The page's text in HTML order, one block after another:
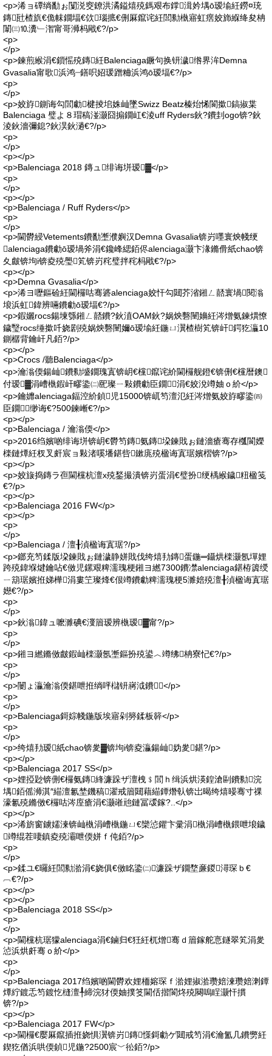
<p>浠ョ磹绱勫ぉ闅涚窔鐐洪潏鎰熺殑鎷艰布鐣湒妗堣ō瑷堬紝鐒¤珫
鏄瓧楂斻€佹帓鐗堛€佽瑙掋€侀厤鑹诧紝閭勬槸寤虹瘔姣斾緥绛夋柟
闈㈢⒑瀵﹂潪甯哥浉杩戙€?/p>
<p>
</p>
<p>鍊煎緱涓€鎻愮殑鏄紝Balenciaga鐝句换钘濊绺界洠Demna
Gvasalia甯歌浜鸿┈鐥呮妱瑗蹭粬浜鸿ō瑷堛€?/p>
<p>
</p>
<p>姣斿鍘诲勾閭勮楗掕垖姝屾墜Swizz Beatz榛炲悕閬撳鎬掓枼
Balenciaga 璧よ８瑁稿湴灏囧搧鐗屸€淩uff Ryders鈥?鐨刲ogo锛?鈥
淩鈥濇彌鎴?鈥淏鈥濄€?/p>
<p>
</p>
<p></p>
<p>Balenciaga 2018 鏄ュ绯诲垪瑷▓</p>
<p>
</p>
<p></p>
<p>Balenciaga / Ruff Ryders</p>
<p>
</p>
<p>閫欎綅Vetements鐨勫壍濮嬩汉Demna Gvasalia锛岃嚜寰炴帴绠
alenciaga鐨勮ō瑷堝斧涓€鑱峰緦銆侭alenciaga灏卞湪鏅傦紙chao锛
夊皻锛坸i锛夌殑璺笂锛岃秺璧拌秺杩戙€?/p>
<p></p>
<p>Demna Gvasalia</p>
<p>浠ヨ嚦鏂硷紝閫欏咕骞碆alenciaga姣忓勾閮芥渻鎺ㄥ嚭寰堝閱滃
埌浜虹鍏辨啢鐨勮ō瑷堛€?/p>
<p>鍜孋rocs鍚堜綔鎺ㄥ嚭鐨?鈥淔OAM鈥?娲炴礊闉嬶紝涔熷氨鍊熼憭
鐬瑿rocs缍撳吀娆剧殑娲炴礊闉嬭ō瑷堬紝鍦ㄩ瀷楂樹笂锛屽鍔犵灜10
鍘樼背鑰屽凡銆?/p>
<p></p>
<p>Crocs /聽Balenciaga</p>
<p>瀹滃偄鍚屾鐨勬墭鐗瑰寘锛岄€欓鑹诧紒閫欏舰鐙€锛侀€欓暦鐭
付瑷▓涓嶆槸鍜屽疁鍌㈡巸璨ㄧ敤鐨勮臣鐗╄涓€姣涗竴妯ｏ紒</p>
<p>鑰孊alenciaga鍢涳紒鍞児15000锛屼笉澶氾紝涔熷氨姣斿疁鍌㈣
臣鐗╄缈诲€?500鍊嶃€?/p>
<p></p>
<p>Balenciaga / 瀹滃偄</p>
<p>2016绉嬪啲绯诲垪锛岄€欎笉鏄氨鏄垜鍊戝ぉ鏈濇瘡骞存槬閬嬫
檪鏈燂紝杈叉皯宸ョ敤渚嗘墦鍖呰鏉庣殑楹诲寘琚嬪槢锛?/p>
<p></p>
<p>姣旇捣鏄ラ亱閫欓杭澶х殑鍫撮潰锛岃蛋涓€璧扮绠楀緱鐬粈楹笺
€?/p>
<p></p>
<p>Balenciaga 2016 FW</p>
<p></p>
<p>
</p>
<p>Balenciaga / 澶╂湞楹诲寘琚?/p>
<p>鎯充笉鍒版垜鍊戝ぉ鏈濊静姘戝伐绔熺劧鏄蛋鍦═鑷烘檪灏氬墠娌
跨殑鍏堢煡鑰呫€傚児鏍艰粺濡瑰梗鎺ヨ繎7300鐨凚alenciaga鍖栫簴绶
ㄧ箶琚嬪拰娣樺涓婁笁璨烽€佷竴鐨勮粺濡瑰梗5濉婄殑澶╂湞楹诲寘琚
嬨€?/p>
<p>
</p>
<p>鈥滃鍏ュ嚒濉碘€濅篃瑷辨槸瑷▓甯?/p>
<p>
</p>
<p>鎺ヨ繎鏅傚皻鍜屾檪灏氬壍鏂扮殑鍙︿竴绋柟寮忋€?/p>
<p>
</p>
<p>闄ょ灜瀹滃偄鍖呭拰绱呯櫧钘嶈泧鐨</p>
<p>
</p>
<p>Balenciaga鎶婃帴鍦版埃寤剁簩鍒板簳</p>
<p>
</p>
<p>绔熺劧瑷紙chao锛夎▓锛坸i锛夌灜鍚屾妫夎鍖?/p>
<p></p>
<p>Balenciaga 2017 SS</p>
<p>娌掗尟锛侀€欏氨鏄綘濂跺ザ澶栧﹩閭ｈ缉浜烘渶鍠滄剾鐨勬浣
堣銆傜浉淇″緢澶氱埜鐖稿濯戒篃閮藉緢鐔熸倝锛岀暍绔熺暥骞寸祼
濠氱殑鏅傚€欏咕涔庢瘡涓€灏嶉兘鏈冨叆鎵?..</p>
<p></p>
<p>浠旂窗鐪嬬湅锛屾槸涓嶆槸鍦ㄩ€欒惉鑺卞彚涓槸涓嶆槸鍡呭埌鐬
竴绲茬啛鎮夌殑灞呭偄姘ｆ伅銆?/p>
<p>
</p>
<p>鍒ユ€曪紝閭勬湁涓€娆俱€傚眳鍌㈡濂跺ザ鐗堥亷鍐潯琛ｂ€
︹€?/p>
<p></p>
<p></p>
<p>Balenciaga 2018 SS</p>
<p>
</p>
<p>閫欓杭琚獴alenciaga涓€鏀归€狅紝杌熷骞ｄ篃鎵舵悥鐩翠笂涓夎
惉浜烘皯骞ｏ紒</p>
<p>
</p>
<p>Balenciaga 2017绉嬪啲閫欎欢娌栭嫆琛ｆ湁娌掓湁瓒婄湅瓒婄溂鐔
燂紵鍍忎笉鍍忔槰澶╀締浣犲偄妯撲笅閫佸揩閬炵殑闋嗚睈灏忓摜
锛?/p>
<p></p>
<p>Balenciaga 2017 FW</p>
<p>閫欏€嬮厤鑹插拰娆惧瀷锛岃鏄憡鎶勮ゲ閮戒笉涓€瀹氳几鐨勶紝
鍥犵偤浜哄偄鍞児鍦?2500宸﹀彸銆?/p>